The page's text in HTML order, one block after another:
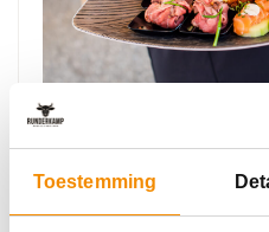
Toestemming
7. Laat je